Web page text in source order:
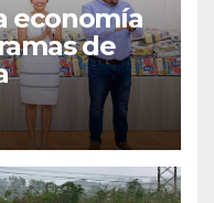
economía
de